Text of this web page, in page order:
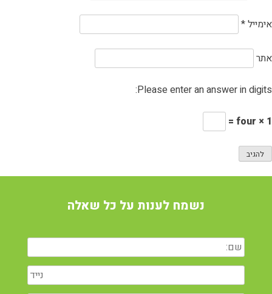
אימייל*
אתר
Please enter an answer in digits:
1 × four =
נשמח לענות על כל שאלה